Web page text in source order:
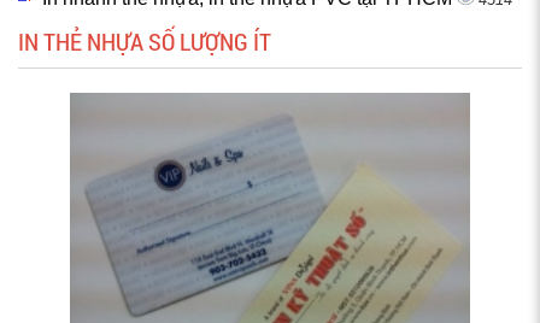
IN THẺ NHỰA SỐ LƯỢNG ÍT